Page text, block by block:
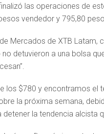
las operaciones de
vendedor y 795,80
Mercados de XTB
detuvieron a una bolsa
los $780 y encontramos
la próxima semana,
la tendencia alcista